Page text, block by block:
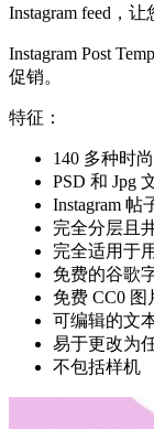
Instagram feed，
Instagram Post
促销。
特征：
140 多种时
PSD 和 Jpg
Instagram 帖
完全分层且
完全适用于
免费的谷歌
免费 CC0 图
可编辑的文
易于更改为
不包括样机